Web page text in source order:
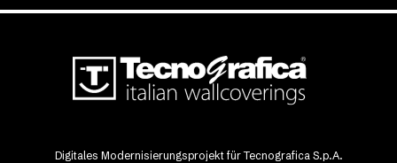
Digitales Modernisierungsprojekt für Tecnografica S.p.A.